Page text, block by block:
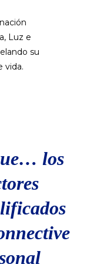
Luz e
su
vida.
los